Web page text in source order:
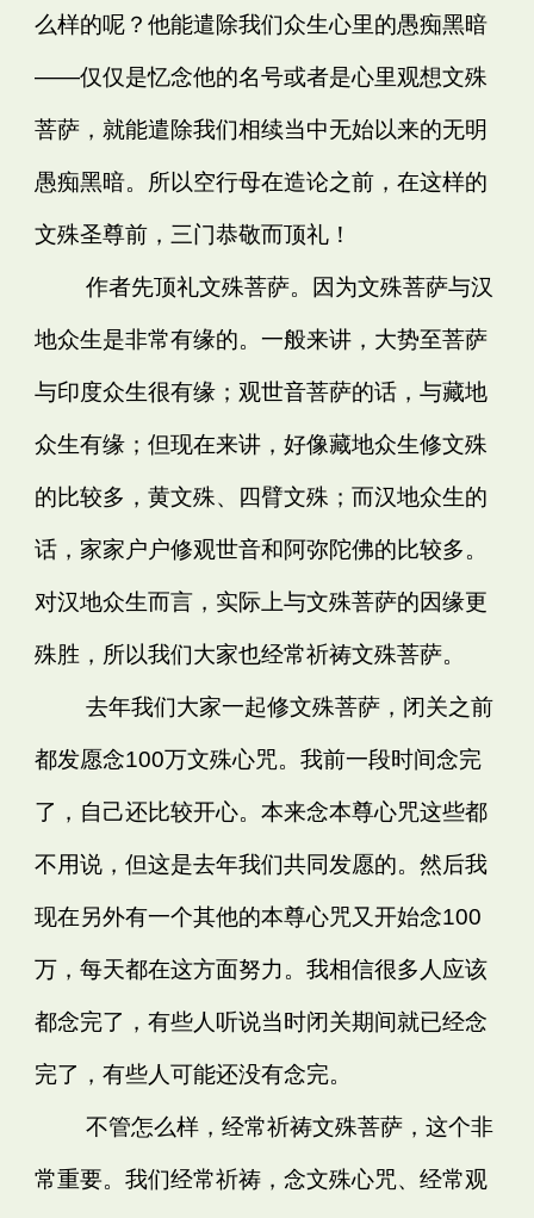
么样的呢？他能遣除我们众生心里的愚痴黑暗
——仅仅是忆念他的名号或者是心里观想文殊
菩萨，就能遣除我们相续当中无始以来的无明
愚痴黑暗。所以空行母在造论之前，在这样的
文殊圣尊前，三门恭敬而顶礼！
作者先顶礼文殊菩萨。因为文殊菩萨与汉
地众生是非常有缘的。一般来讲，大势至菩萨
与印度众生很有缘；观世音菩萨的话，与藏地
众生有缘；但现在来讲，好像藏地众生修文殊
的比较多，黄文殊、四臂文殊；而汉地众生的
话，家家户户修观世音和阿弥陀佛的比较多。
对汉地众生而言，实际上与文殊菩萨的因缘更
殊胜，所以我们大家也经常祈祷文殊菩萨。
去年我们大家一起修文殊菩萨，闭关之前
都发愿念100万文殊心咒。我前一段时间念完
了，自己还比较开心。本来念本尊心咒这些都
不用说，但这是去年我们共同发愿的。然后我
现在另外有一个其他的本尊心咒又开始念100
万，每天都在这方面努力。我相信很多人应该
都念完了，有些人听说当时闭关期间就已经念
完了，有些人可能还没有念完。
不管怎么样，经常祈祷文殊菩萨，这个非
常重要。我们经常祈祷，念文殊心咒、经常观